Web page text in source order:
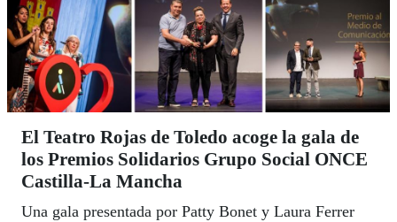
El Teatro Rojas de Toledo acoge la gala de
los Premios Solidarios Grupo Social ONCE
Castilla-La Mancha
Una gala presentada por Patty Bonet y Laura Ferrer